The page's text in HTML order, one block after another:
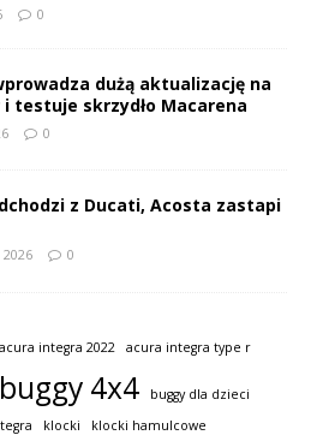
0
dużą aktualizację na
i testuje skrzydło Macarena
0
z Ducati, Acosta zastapi
0
acura integra 2022 acura integra type r
buggy 4x4
buggy dla dzieci
klocki
klocki hamulcowe